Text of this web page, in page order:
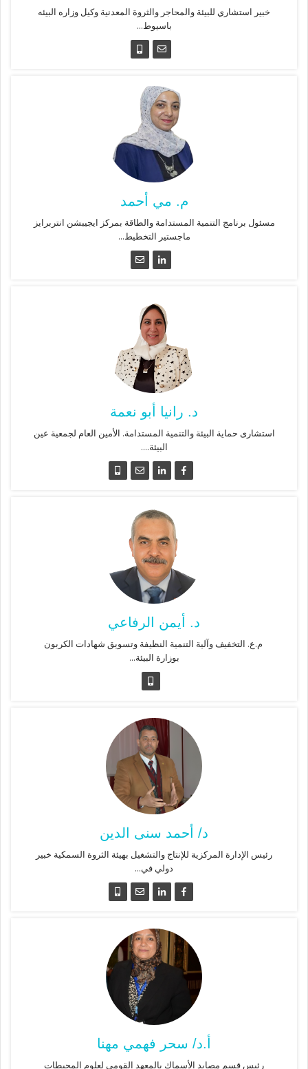
خبير استشاري للبيئة والمحاجر والثروة المعدنية وكيل وزاره البيئه
باسيوط...
م. مي أحمد
مسئول برنامج التنمية المستدامة والطاقة بمركز ايجيبشن انتربرايز
ماجستير التخطيط...
د. رانيا أبو نعمة
استشارى حماية البيئة والتنمية المستدامة. الأمين العام لجمعية عين
البيئة....
د. أيمن الرفاعي
م.ع. التخفيف وآلية التنمية النظيفة وتسويق شهادات الكربون
بوزارة البيئة...
د/ أحمد سنى الدين
رئيس الإدارة المركزية للإنتاج والتشغيل بهيئة الثروة السمكية خبير
دولي في...
أ.د/ سحر فهمي مهنا
رئيس قسم مصايد الأسماك بالمعهد القومي لعلوم المحيطات